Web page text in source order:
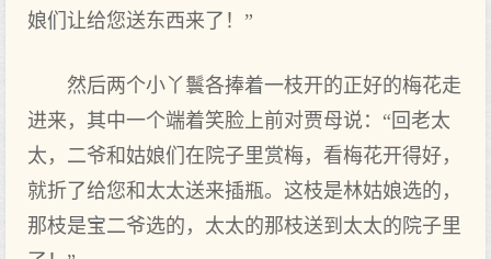
娘们让给您送东西来了！”
然后两个小丫鬟各捧着一枝开的正好的梅花走
进来，其中一个端着笑脸上前对贾母说：“回老太
太，二爷和姑娘们在院子里赏梅，看梅花开得好，
就折了给您和太太送来插瓶。这枝是林姑娘选的，
那枝是宝二爷选的，太太的那枝送到太太的院子里